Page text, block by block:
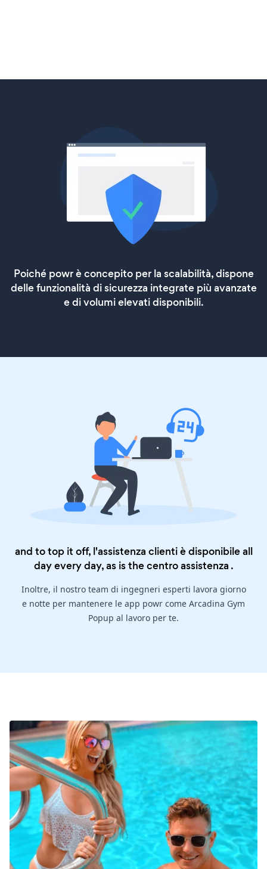
Poiché powr è concepito per la scalabilità, dispone
delle funzionalità di sicurezza integrate più avanzate
e di volumi elevati disponibili.
and to top it off, l'assistenza clienti è disponibile all
day every day, as is thecentro assistenza .
Inoltre, il nostro team di ingegneri esperti lavora giorno
e notte per mantenere le app powr come Arcadina Gym
Popup al lavoro per te.